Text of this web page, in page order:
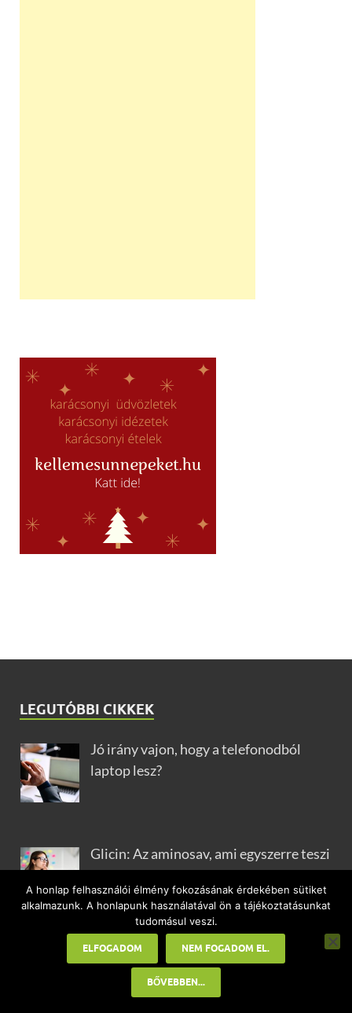
LEGUTÓBBI CIKKEK
Jó irány vajon, hogy a telefonodból
laptop lesz?
Glicin: Az aminosav, ami egyszerre teszi
édesebbé az életedet és nyugodtabbá
az éjszakáidat
Így skálázható hatékonyan egy digitális
A honlap felhasználói élmény fokozásának érdekében sütiket
alkalmazunk. A honlapunk használatával ön a tájékoztatásunkat
tudomásul veszi.
ELFOGADOM NEM FOGADOM EL.
BŐVEBBEN...